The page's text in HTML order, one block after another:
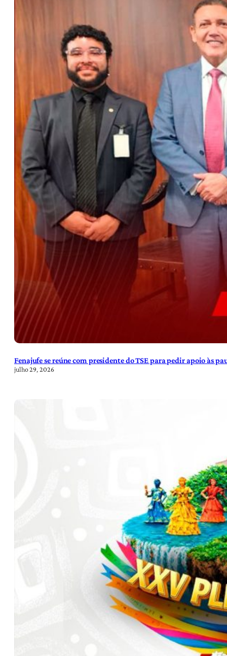
Fenajufe se reúne com presidente do TSE para pedir apoio às
julho 29, 2026